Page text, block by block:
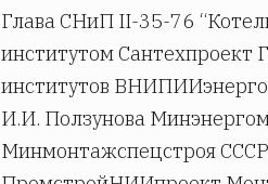
Глава СНиП II-35-76
институтом Сантехпроект
институтов
И.И. Ползунова
Минмонтажспецстроя